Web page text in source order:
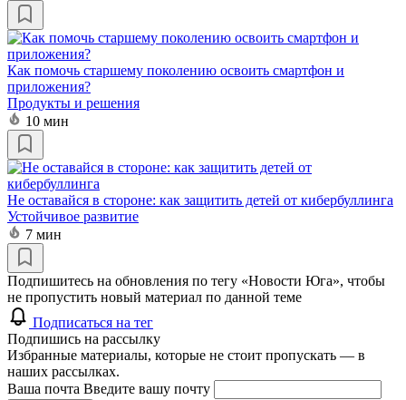
Как помочь старшему поколению освоить смартфон и
приложения?
Продукты и решения
10 мин
Не оставайся в стороне: как защитить детей от кибербуллинга
Устойчивое развитие
7 мин
Подпишитесь на обновления по тегу «Новости Юга», чтобы
не пропустить новый материал по данной теме
Подписаться на тег
Подпишись на рассылку
Избранные материалы, которые не стоит пропускать — в
наших рассылках.
Ваша почта Введите вашу почту